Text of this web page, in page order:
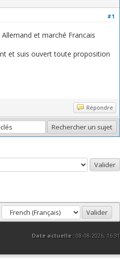
#1
et marché Francais
et suis ouvert toute proposition
Répondre
Date actuelle :08-08-2026, 16:31